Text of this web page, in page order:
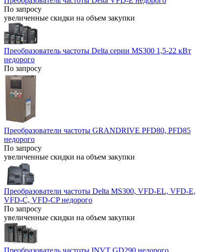
По запросу
увеличенные скидки на объем закупки
Преобразователь частоты Delta серии MS300 1,5-22 кВт
недорого
По запросу
Преобразователи частоты GRANDRIVE PFD80, PFD85
недорого
По запросу
увеличенные скидки на объем закупки
Преобразователи частоты Delta MS300, VFD-EL, VFD-E,
VFD-C, VFD-CP недорого
По запросу
увеличенные скидки на объем закупки
Преобразователь частоты INVT GD290 недорого